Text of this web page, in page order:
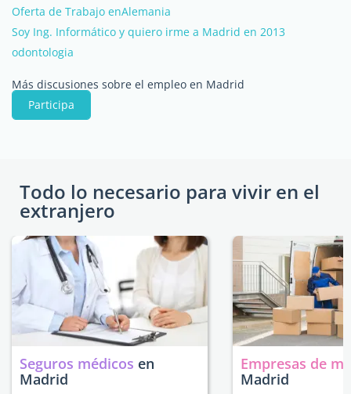
Oferta de Trabajo enAlemania
Soy Ing. Informático y quiero irme a Madrid en 2013
odontologia
Más discusiones sobre el empleo en Madrid
Participa
Todo lo necesario para vivir en el
extranjero
Seguros médicos en
Madrid
Empresas de
Madrid